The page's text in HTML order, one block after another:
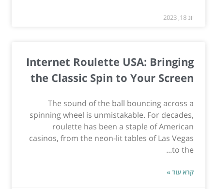
יונ 18, 2023
Internet Roulette USA: Bringing
the Classic Spin to Your Screen
The sound of the ball bouncing across a
spinning wheel is unmistakable. For decades,
roulette has been a staple of American
casinos, from the neon-lit tables of Las Vegas
to the...
קרא עוד »